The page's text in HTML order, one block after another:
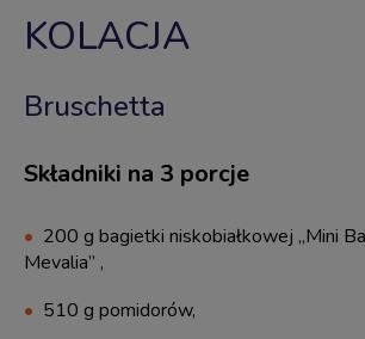
KOLACJA
Bruschetta
Składniki na 3 porcje
200 g bagietki niskobiałkowej ,,Mini
Mevalia” ,
510 g pomidorów,